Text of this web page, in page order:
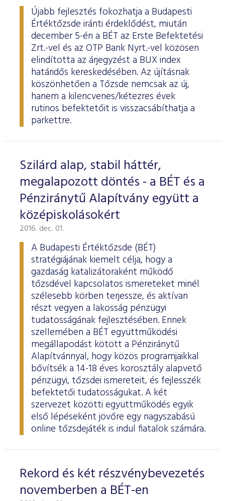
Újabb fejlesztés fokozhatja a Budapesti
Értéktőzsde iránti érdeklődést, miután
december 5-én a BÉT az Erste Befektetési
Zrt.-vel és az OTP Bank Nyrt.-vel közösen
elindította az árjegyzést a BUX index
határidős kereskedésében. Az újításnak
köszönhetően a Tőzsde nemcsak az új,
hanem a kilencvenes/kétezres évek
rutinos befektetőit is visszacsábíthatja a
parkettre.
Szilárd alap, stabil háttér,
megalapozott döntés - a BÉT és a
Pénziránytű Alapítvány együtt a
középiskolásokért
2016. dec. 01.
A Budapesti Értéktőzsde (BÉT)
stratégiájának kiemelt célja, hogy a
gazdaság katalizátoraként működő
tőzsdével kapcsolatos ismereteket minél
szélesebb körben terjessze, és aktívan
részt vegyen a lakosság pénzügyi
tudatosságának fejlesztésében. Ennek
szellemében a BÉT együttműködési
megállapodást kötött a Pénziránytű
Alapítvánnyal, hogy közös programjaikkal
bővítsék a 14-18 éves korosztály alapvető
pénzügyi, tőzsdei ismereteit, és fejlesszék
befektetői tudatosságukat. A két
szervezet közötti együttműködés egyik
első lépéseként jövőre egy nagyszabású
online tőzsdejáték is indul fiatalok számára.
Rekord és két részvénybevezetés
novemberben a BÉT-en